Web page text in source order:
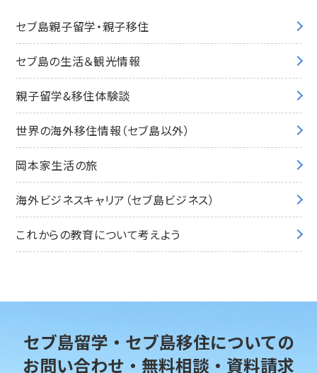
セブ島親子留学・親子移住
セブ島の生活＆観光情報
親子留学&移住体験談
世界の海外移住情報（セブ島以外）
岡本家生活の旅
海外ビジネスキャリア（セブ島ビジネス）
これからの教育について考えよう
セブ島留学・セブ島移住についての
お問い合わせ・無料相談・資料請求